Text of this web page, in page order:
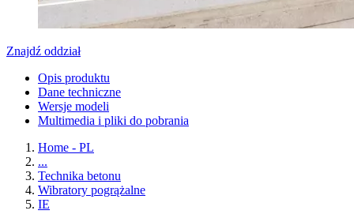
Znajdź oddział
Opis produktu
Dane techniczne
Wersje modeli
Multimedia i pliki do pobrania
Home - PL
...
Technika betonu
Wibratory pogrążalne
IE